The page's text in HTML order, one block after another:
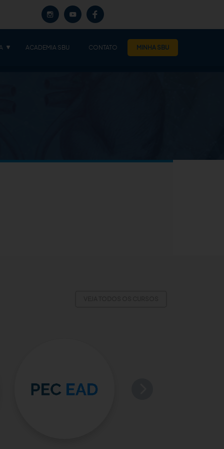
ACADEMIA SBU CONTATO MINHA SBU